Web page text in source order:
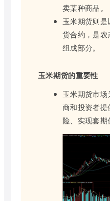
卖某种商品。
玉米期货则
货合约，是
组成部分。
玉米期货的重要性
玉米期货市
商和投资者
险、实现套期